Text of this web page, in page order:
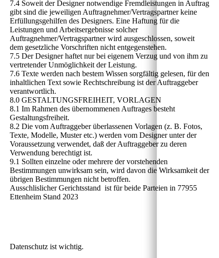
7.4 Soweit der Designer notwendige Fremdleistungen in Auftrag
gibt sind die jeweiligen Auftragnehmer/Vertragspartner keine
Erfüllungsgehilfen des Designers. Eine Haftung für die
Leistungen und Arbeitsergebnisse solcher
Auftragnehmer/Vertragspartner wird ausgeschlossen, soweit
dem gesetzliche Vorschriften nicht entgegenstehen.
7.5 Der Designer haftet nur bei eigenem Verzug und von ihm zu
vertretender Unmöglichkeit der Leistung.
7.6 Texte werden nach bestem Wissen sorgfältig gelesen, für den
inhaltlichen Text sowie Rechtschreibung ist der Auftraggeber
verantwortlich.
8.0 GESTALTUNGSFREIHEIT, VORLAGEN
8.1 Im Rahmen des übernommenen Auftrages besteht
Gestaltungsfreiheit.
8.2 Die vom Auftraggeber überlassenen Vorlagen (z. B. Fotos,
Texte, Modelle, Muster etc.) werden vom Designer unter der
Voraussetzung verwendet, daß der Auftraggeber zu deren
Verwendung berechtigt ist.
9.1 Sollten einzelne oder mehrere der vorstehenden
Bestimmungen unwirksam sein, wird davon die Wirksamkeit der
übrigen Bestimmungen nicht betroffen.
Ausschlislicher Gerichtsstand ist für beide Parteien in 77955
Ettenheim Stand 2023
Datenschutz ist wichtig.